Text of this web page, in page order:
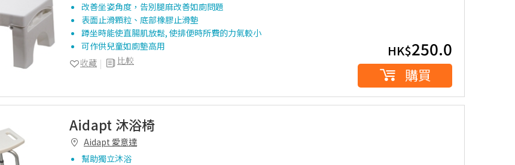
改善坐姿角度，告別腿麻改善如廁問題
表面止滑顆粒、底部橡膠止滑墊
蹲坐時能使直腸肌放鬆, 使排便時所費的力氣較小
可作供兒童如廁墊高用
比較
收藏
HK$250.0
購買
Aidapt 沐浴椅
Aidapt 愛意達
幫助獨立沐浴